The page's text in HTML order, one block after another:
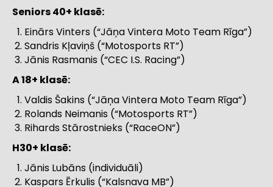
Seniors 40+ klasē:
Einārs Vinters (“Jāņa Vintera Moto Team Rīga”)
Sandris Kļaviņš (“Motosports RT”)
Jānis Rasmanis (“CEC I.S. Racing”)
A 18+ klasē:
Valdis Šakins (“Jāņa Vintera Moto Team Rīga”)
Rolands Neimanis (“Motosports RT”)
Rihards Stārostnieks (“RaceON”)
H30+ klasē:
Jānis Lubāns (individuāli)
Kaspars Ērkulis (“Kalsnava MB”)